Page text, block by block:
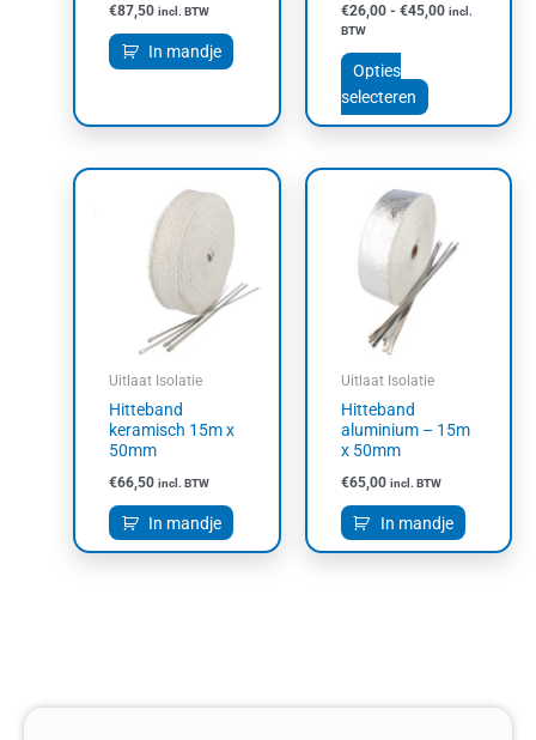
€87,50 incl. BTW
In mandje
€26,00 - €45,00 incl.
BTW
Opties
selecteren
de
Uitlaat Isolatie
Hitteband
keramisch 15m x
50mm
€66,50 incl. BTW
In mandje
Uitlaat Isolatie
Hitteband
aluminium – 15m
x 50mm
€65,00 incl. BTW
In mandje